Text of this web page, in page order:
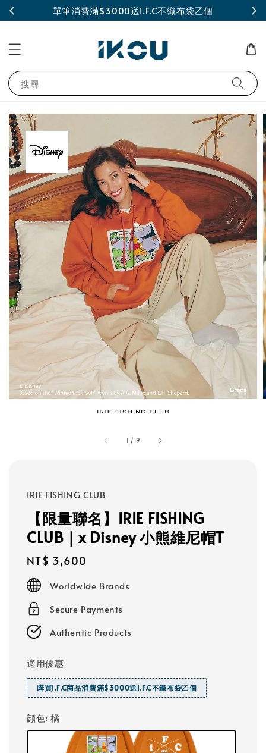
單筆消費滿$3000送I.F.C不織布袋乙個
搜尋
1 / 9
IRIE FISHING CLUB
【限量聯名】IRIE FISHING
CLUB｜x Disney 小熊維尼帽T
Regular
price
NT$ 3,600
Worldwide Brands
Secure Payments
Authentic Products
適用優惠
購買I.F.C商品消費滿$3000送I.F.C不織布袋乙個
顔色: 橘